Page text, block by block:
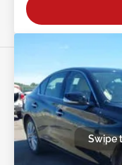
Swipe